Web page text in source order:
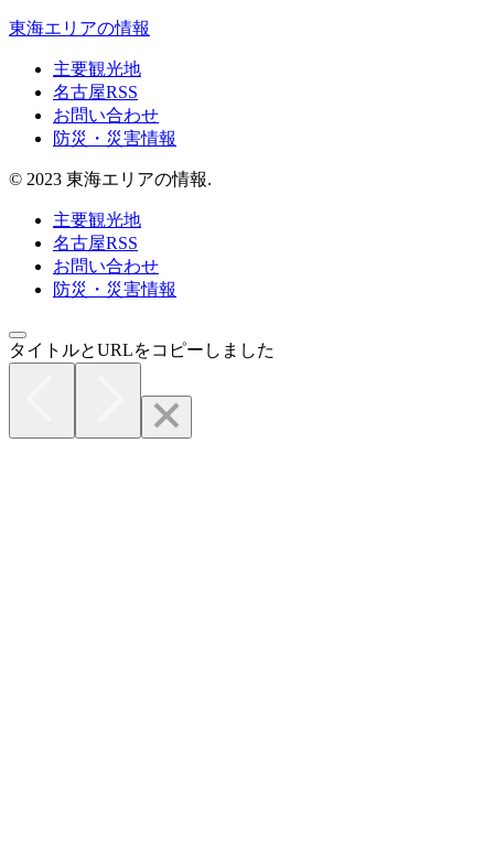
東海エリアの情報
主要観光地
名古屋RSS
お問い合わせ
防災・災害情報
© 2023 東海エリアの情報.
主要観光地
名古屋RSS
お問い合わせ
防災・災害情報
タイトルとURLをコピーしました